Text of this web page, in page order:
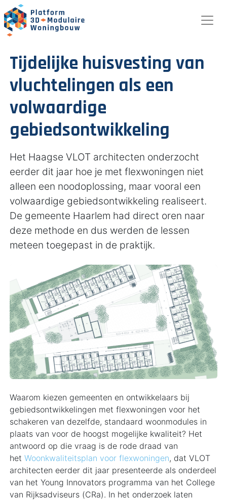
Tijdelijke huisvesting van
vluchtelingen als een
volwaardige
gebiedsontwikkeling
Het Haagse VLOT architecten onderzocht
eerder dit jaar hoe je met flexwoningen niet
alleen een noodoplossing, maar vooral een
volwaardige gebiedsontwikkeling realiseert.
De gemeente Haarlem had direct oren naar
deze methode en dus werden de lessen
meteen toegepast in de praktijk.
Waarom kiezen gemeenten en ontwikkelaars bij
gebiedsontwikkelingen met flexwoningen voor het
schakeren van dezelfde, standaard woonmodules in
plaats van voor de hoogst mogelijke kwaliteit? Het
antwoord op die vraag is de rode draad van
het Woonkwaliteitsplan voor flexwoningen, dat VLOT
architecten eerder dit jaar presenteerde als onderdeel
van het Young Innovators programma van het College
van Rijksadviseurs (CRa). In het onderzoek laten